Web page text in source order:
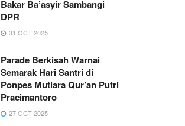
Bakar Ba’asyir Sambangi
DPR
31 OCT 2025
Parade Berkisah Warnai
Semarak Hari Santri di
Ponpes Mutiara Qur’an Putri
Pracimantoro
27 OCT 2025